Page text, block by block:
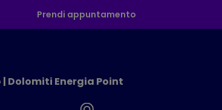
Prendi appuntamento
| Dolomiti Energia Point